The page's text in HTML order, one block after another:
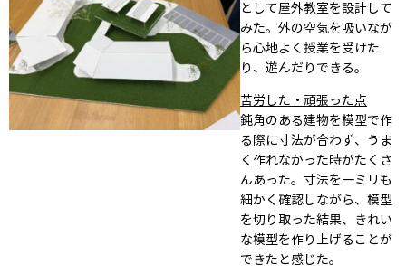
として屋外教室を設計して
みた。外の空気を吸いなが
ら心地よく授業を受けた
り、遊んだりできる。
苦労した・頑張った点
鈍角のある建物を模型で作
る際に寸法が合わず、うま
く作れなかった時がたくさ
んあった。寸法を一ミリも
細かく確認しながら、模型
を切り取った結果、きれい
な模型を作り上げることが
できたと感じた。